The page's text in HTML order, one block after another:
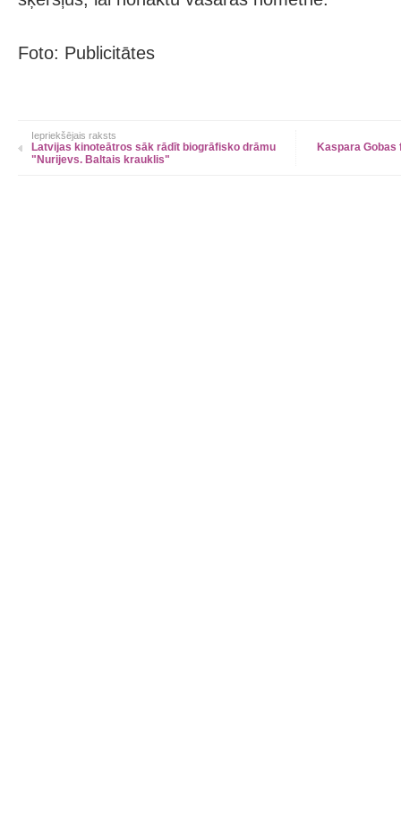
Foto: Publicitātes
Iepriekšējais raksts
Latvijas kinoteātros sāk rādīt biogrāfisko drāmu
"Nurijevs. Baltais krauklis"
Kaspara Gobas